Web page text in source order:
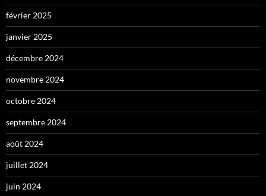
février 2025
janvier 2025
décembre 2024
novembre 2024
octobre 2024
septembre 2024
août 2024
juillet 2024
juin 2024